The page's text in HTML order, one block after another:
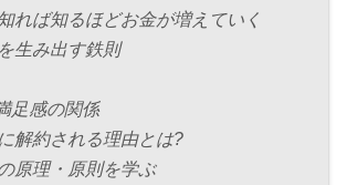
れば知るほどお金が増えていく
生み出す鉄則
足感の関係
解約される理由とは?
原理・原則を学ぶ